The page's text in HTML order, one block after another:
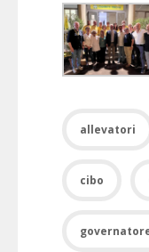
allevatori
cibo